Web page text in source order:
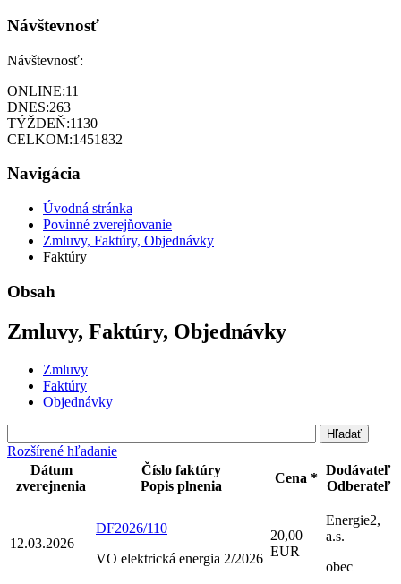
Návštevnosť
Návštevnosť:
ONLINE:11
DNES:263
TÝŽDEŇ:1130
CELKOM:1451832
Navigácia
Úvodná stránka
Povinné zverejňovanie
Zmluvy, Faktúry, Objednávky
Faktúry
Obsah
Zmluvy, Faktúry, Objednávky
Zmluvy
Faktúry
Objednávky
Rozšírené hľadanie
Dátum
zverejnenia
Číslo faktúry
Popis plnenia
Cena *
Dodávateľ
Odberateľ
12.03.2026
DF2026/110
VO elektrická energia 2/2026
20,00
EUR
Energie2,
a.s.
obec